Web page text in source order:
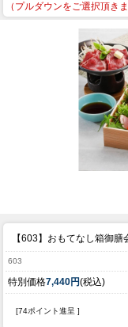
（プルダウンをご選択頂き
【603】おもてなし箱御膳
603
特別価格7,440円(税込)
[74ポイント進呈 ]